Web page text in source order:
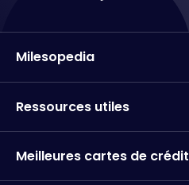
Milesopedia
Ressources utiles
Meilleures cartes de crédit